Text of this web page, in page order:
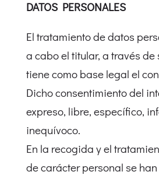
DATOS PERSONALES
El tratamiento de datos
a cabo el titular, a través de
tiene como base legal el
Dicho consentimiento del
expreso, libre, específico,
inequívoco.
En la recogida y el
de carácter personal se